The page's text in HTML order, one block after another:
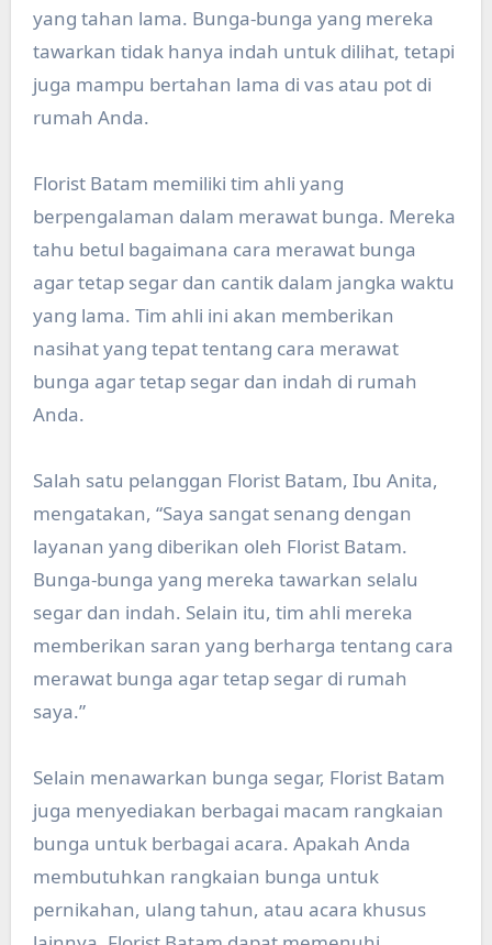
yang tahan lama. Bunga-bunga yang mereka
tawarkan tidak hanya indah untuk dilihat, tetapi
juga mampu bertahan lama di vas atau pot di
rumah Anda.
Florist Batam memiliki tim ahli yang
berpengalaman dalam merawat bunga. Mereka
tahu betul bagaimana cara merawat bunga
agar tetap segar dan cantik dalam jangka waktu
yang lama. Tim ahli ini akan memberikan
nasihat yang tepat tentang cara merawat
bunga agar tetap segar dan indah di rumah
Anda.
Salah satu pelanggan Florist Batam, Ibu Anita,
mengatakan, “Saya sangat senang dengan
layanan yang diberikan oleh Florist Batam.
Bunga-bunga yang mereka tawarkan selalu
segar dan indah. Selain itu, tim ahli mereka
memberikan saran yang berharga tentang cara
merawat bunga agar tetap segar di rumah
saya.”
Selain menawarkan bunga segar, Florist Batam
juga menyediakan berbagai macam rangkaian
bunga untuk berbagai acara. Apakah Anda
membutuhkan rangkaian bunga untuk
pernikahan, ulang tahun, atau acara khusus